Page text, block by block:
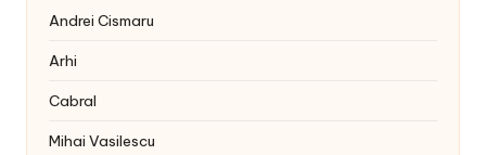
Andrei Cismaru
Arhi
Cabral
Mihai Vasilescu